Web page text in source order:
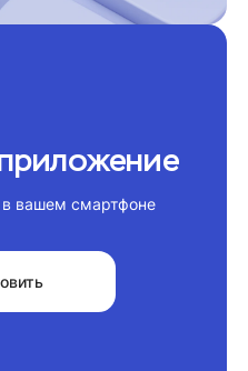
в вашем смартфоне